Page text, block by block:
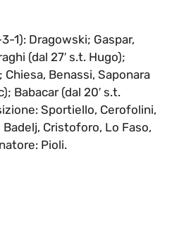
1): Dragowski; Gaspar,
(dal 27′ s.t. Hugo);
Benassi, Saponara
Babacar (dal 20′ s.t.
Sportiello, Cerofolini,
Cristoforo, Lo Faso,
Pioli.